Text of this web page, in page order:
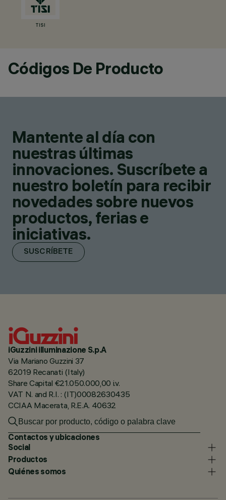
TISI
Códigos De Producto
Mantente al día con
nuestras últimas
innovaciones. Suscríbete a
nuestro boletín para recibir
novedades sobre nuevos
productos, ferias e
iniciativas.
SUSCRÍBETE
iGuzzini illuminazione S.p.A
Via Mariano Guzzini 37
62019 Recanati (Italy)
Share Capital €21.050.000,00 i.v.
VAT N. and R.I. : (IT)00082630435
CCIAA Macerata, R.E.A. 40632
Contactos y ubicaciones
Social
Productos
Quiénes somos